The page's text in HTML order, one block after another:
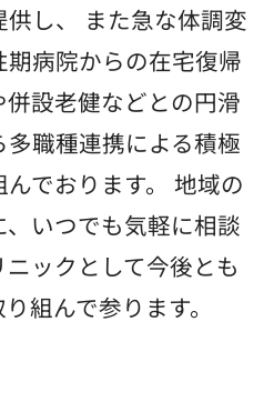
し、 また急な体調変
病院からの在宅復帰
設老健などとの円滑
職種連携による積極
でおります。 地域の
いつでも気軽に相談
ックとして今後とも
組んで参ります。